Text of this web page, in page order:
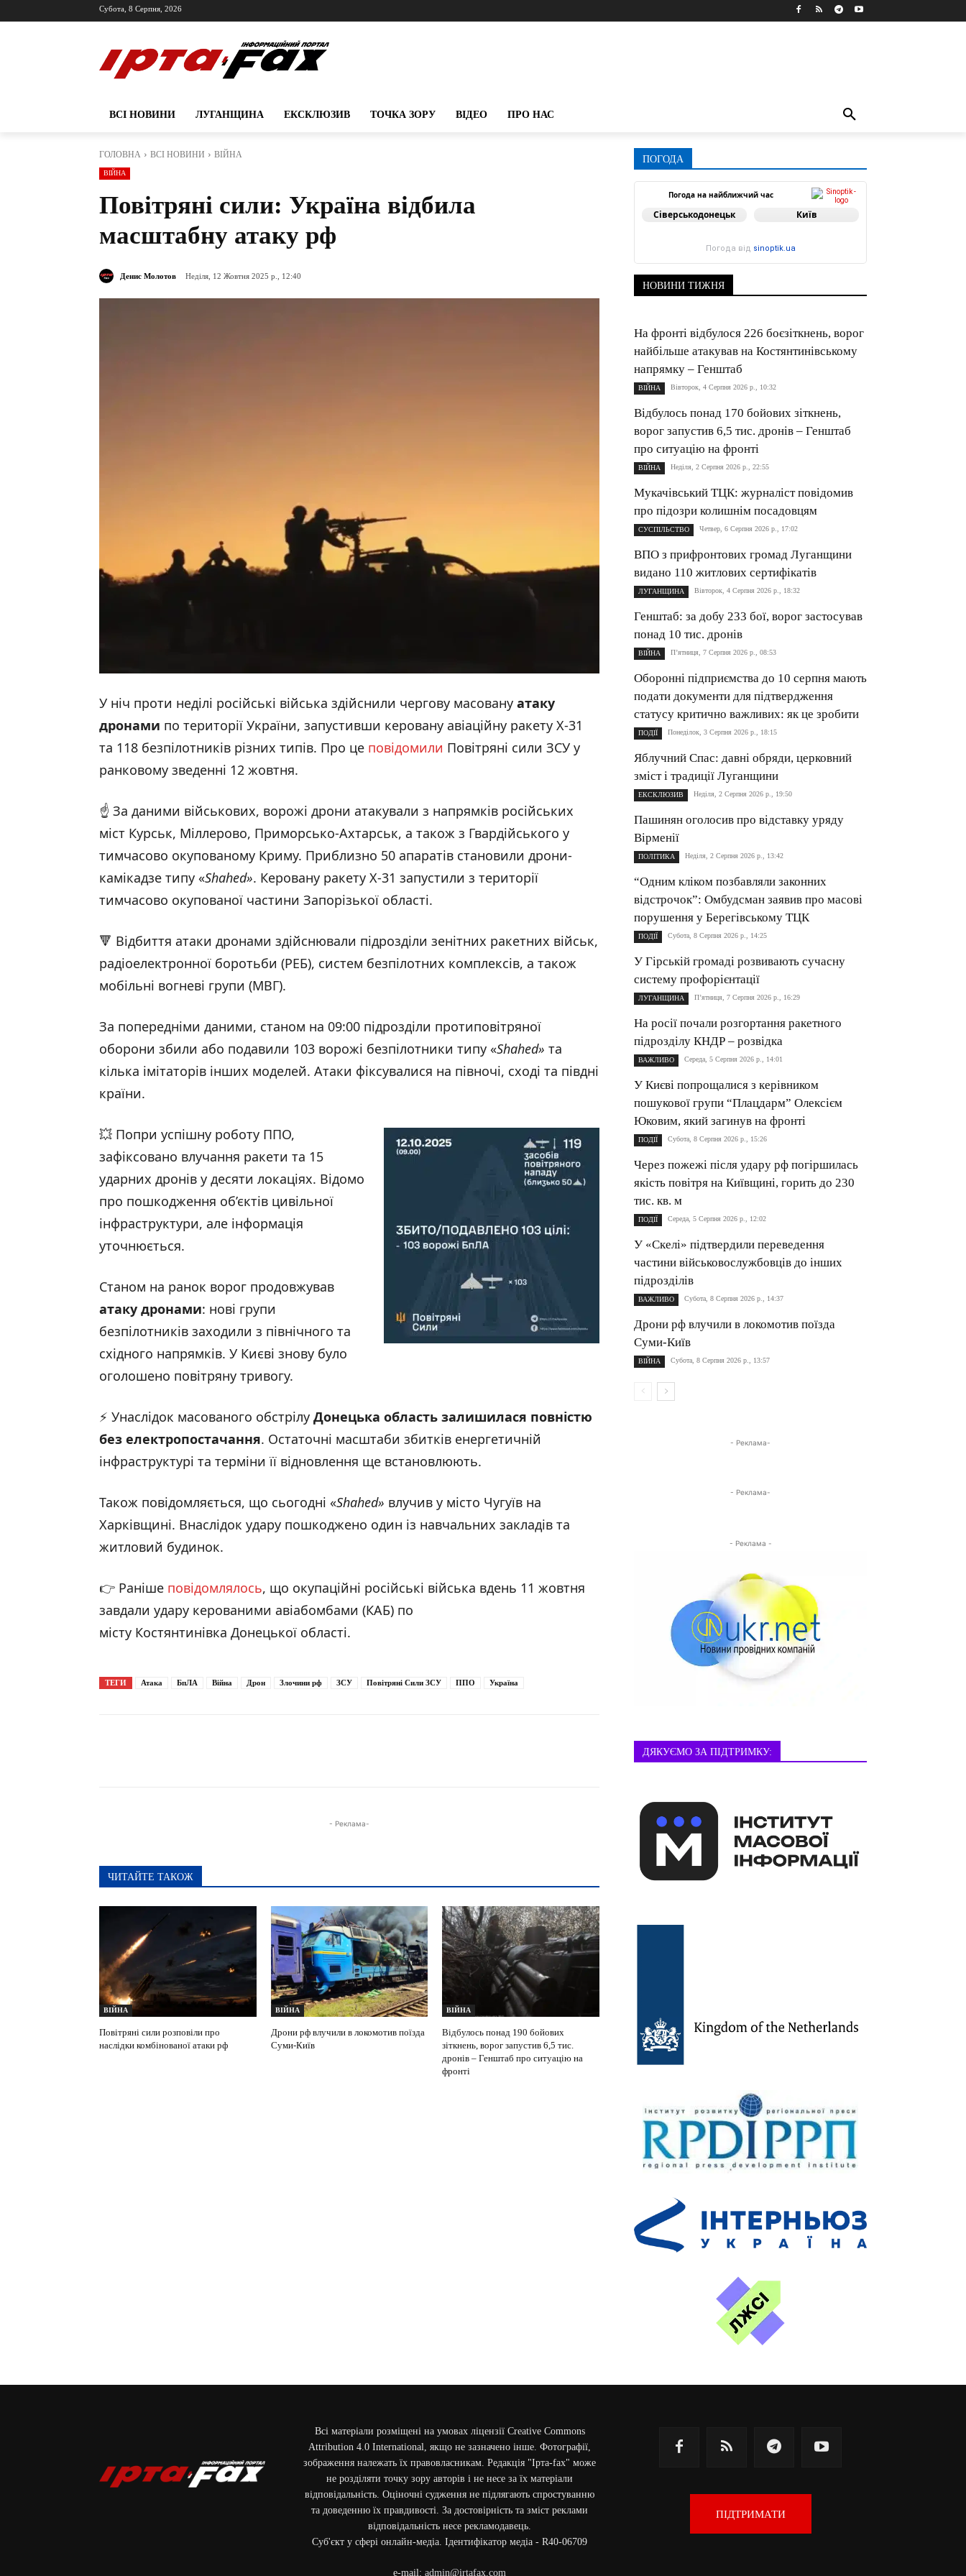
Субота, 8 Серпня, 2026
ВСІ НОВИНИ ЛУГАНЩИНА ЕКСКЛЮЗИВ ТОЧКА ЗОРУ ВІДЕО ПРО НАС
ГОЛОВНА ВСІ НОВИНИ ВІЙНА
ВІЙНА
Повітряні сили: Україна відбила
масштабну атаку рф
Денис Молотов Неділя, 12 Жовтня 2025 р., 12:40
У ніч проти неділі російські війська здійснили чергову масовану атаку
дронами по території України, запустивши керовану авіаційну ракету Х-31
та 118 безпілотників різних типів. Про це повідомили Повітряні сили ЗСУ у
ранковому зведенні 12 жовтня.
☝️ За даними військових, ворожі дрони атакували з напрямків російських
міст Курськ, Міллерово, Приморсько-Ахтарськ, а також з Гвардійського у
тимчасово окупованому Криму. Приблизно 50 апаратів становили дрони-
камікадзе типу «Shahed». Керовану ракету Х-31 запустили з території
тимчасово окупованої частини Запорізької області.
🔻 Відбиття атаки дронами здійснювали підрозділи зенітних ракетних військ,
радіоелектронної боротьби (РЕБ), систем безпілотних комплексів, а також
мобільні вогневі групи (МВГ).
За попередніми даними, станом на 09:00 підрозділи протиповітряної
оборони збили або подавили 103 ворожі безпілотники типу «Shahed» та
кілька імітаторів інших моделей. Атаки фіксувалися на півночі, сході та півдні
країни.
💥 Попри успішну роботу ППО,
зафіксовано влучання ракети та 15
ударних дронів у десяти локаціях. Відомо
про пошкодження об’єктів цивільної
інфраструктури, але інформація
уточнюється.
Станом на ранок ворог продовжував
атаку дронами: нові групи
безпілотників заходили з північного та
східного напрямків. У Києві знову було
оголошено повітряну тривогу.
⚡ Унаслідок масованого обстрілу Донецька область залишилася повністю
без електропостачання. Остаточні масштаби збитків енергетичній
інфраструктурі та терміни її відновлення ще встановлюють.
Також повідомляється, що сьогодні «Shahed» влучив у місто Чугуїв на
Харківщині. Внаслідок удару пошкоджено один із навчальних закладів та
житловий будинок.
👉 Раніше повідомлялось, що окупаційні російські війська вдень 11 жовтня
завдали удару керованими авіабомбами (КАБ) по
місту Костянтинівка Донецької області.
ТЕГИ Атака БпЛА Війна Дрон Злочини рф ЗСУ Повітряні Сили ЗСУ ППО Україна
- Реклама-
ЧИТАЙТЕ ТАКОЖ
ВІЙНА
Повітряні сили розповіли про
наслідки комбінованої атаки рф
ВІЙНА
Дрони рф влучили в локомотив поїзда
Суми-Київ
ВІЙНА
Відбулось понад 190 бойових
зіткнень, ворог запустив 6,5 тис.
дронів – Генштаб про ситуацію на
фронті
ПОГОДА
Погода на найближчий час
Сіверськодонецьк Київ
Погода від sinoptik.ua
НОВИНИ ТИЖНЯ
На фронті відбулося 226 боєзіткнень, ворог
найбільше атакував на Костянтинівському
напрямку – Генштаб
ВІЙНА Вівторок, 4 Серпня 2026 р., 10:32
Відбулось понад 170 бойових зіткнень,
ворог запустив 6,5 тис. дронів – Генштаб
про ситуацію на фронті
ВІЙНА Неділя, 2 Серпня 2026 р., 22:55
Мукачівський ТЦК: журналіст повідомив
про підозри колишнім посадовцям
СУСПІЛЬСТВО Четвер, 6 Серпня 2026 р., 17:02
ВПО з прифронтових громад Луганщини
видано 110 житлових сертифікатів
ЛУГАНЩИНА Вівторок, 4 Серпня 2026 р., 18:32
Генштаб: за добу 233 бої, ворог застосував
понад 10 тис. дронів
ВІЙНА П’ятниця, 7 Серпня 2026 р., 08:53
Оборонні підприємства до 10 серпня мають
подати документи для підтвердження
статусу критично важливих: як це зробити
ПОДІЇ Понеділок, 3 Серпня 2026 р., 18:15
Яблучний Спас: давні обряди, церковний
зміст і традиції Луганщини
ЕКСКЛЮЗИВ Неділя, 2 Серпня 2026 р., 19:50
Пашинян оголосив про відставку уряду
Вірменії
ПОЛІТИКА Неділя, 2 Серпня 2026 р., 13:42
“Одним кліком позбавляли законних
відстрочок”: Омбудсман заявив про масові
порушення у Берегівському ТЦК
ПОДІЇ Субота, 8 Серпня 2026 р., 14:25
У Гірській громаді розвивають сучасну
систему профорієнтації
ЛУГАНЩИНА П’ятниця, 7 Серпня 2026 р., 16:29
На росії почали розгортання ракетного
підрозділу КНДР – розвідка
ВАЖЛИВО Середа, 5 Серпня 2026 р., 14:01
У Києві попрощалися з керівником
пошукової групи “Плацдарм” Олексієм
Юковим, який загинув на фронті
ПОДІЇ Субота, 8 Серпня 2026 р., 15:26
Через пожежі після удару рф погіршилась
якість повітря на Київщині, горить до 230
тис. кв. м
ПОДІЇ Середа, 5 Серпня 2026 р., 12:02
У «Скелі» підтвердили переведення
частини військовослужбовців до інших
підрозділів
ВАЖЛИВО Субота, 8 Серпня 2026 р., 14:37
Дрони рф влучили в локомотив поїзда
Суми-Київ
ВІЙНА Субота, 8 Серпня 2026 р., 13:57
- Реклама-
- Реклама-
- Реклама -
ДЯКУЄМО ЗА ПІДТРИМКУ:
Всі матеріали розміщені на умовах ліцензії Creative Commons
Attribution 4.0 International, якщо не зазначено інше. Фотографії,
зображення належать їх правовласникам. Редакція "Ірта-fax" може
не розділяти точку зору авторів і не несе за їх матеріали
відповідальність. Оціночні судження не підлягають спростуванню
та доведенню їх правдивості. За достовірність та зміст реклами
відповідальність несе рекламодавець.
Cуб'єкт у сфері онлайн-медіа. Ідентифікатор медіа - R40-06709
e-mail: admin@irtafax.com
ПІДТРИМАТИ